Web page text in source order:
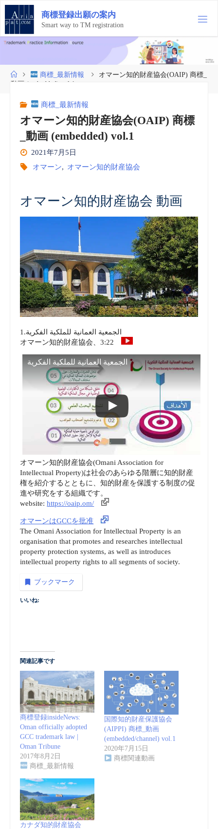
コ
テ
ン
ツ
ス
商標登録出願の案内
Smart way to TM registration
ホ
ー
商標_最新情報
オマーン知的財産協会(OAIP) 商標_
動画 (embedded) vol.1
商標_最新情報
オマーン知的財産協会(OAIP) 商標
_動画 (embedded) vol.1
2021年7月5日
オマーン, オマーン知的財産協会
オマーン知的財産協会 動画
1.الجمعية العمانية للملكية الفكرية
オマーン知的財産協会、3:22
الجمعية العمانية للملكية الفكرية
オマーン知的財産協会(Omani Association for
Intellectual Property)は社会のあらゆる階層に知的財産
権を紹介するとともに、知的財産を保護する制度の促
進や研究をする組織です。
website:https://oaip.om/
オマーンはGCCを批准
The Omani Association for Intellectual Property is an
organisation that promotes and researches intellectual
property protection systems, as well as introduces
intellectual property rights to all segments of society.
ブックマーク
いいね:
関連記事です
商標登録insideNews:
Oman officially adopted
GCC trademark law |
Oman Tribune
2017年8月2日
商標_最新情報
国際知的財産保護協会
(AIPPI) 商標_動画
(embedded/channel) vol.1
2020年7月15日
商標関連動画
カナダ知的財産協会